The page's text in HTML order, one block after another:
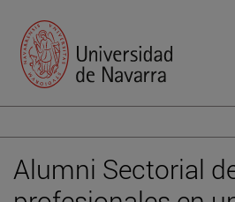
Alumni Sectorial